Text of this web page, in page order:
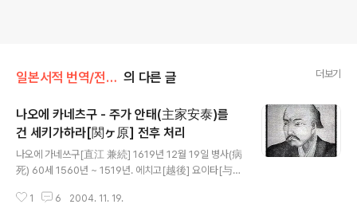
일본서적 번역/전국무장의말년(了) 의 다른 글 더보기
나오에 카네츠구 - 주가 안태(主家安泰)를
건 세키가하라[関ヶ原] 전후 처리
나오에 가네쓰구[直江 兼続] 1619년 12월 19일 병사(病
死) 60세 1560년 ~ 1519년. 에치고[越後] 요이타[与
家]의 중신 나오에 씨[直江氏]를 이었다. 우에스기 카게카
1 6 2004. 11. 19.